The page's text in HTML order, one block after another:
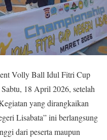
Volly Ball Idul Fitri Cup
18 April 2026, setelah
yang dirangkaikan
Lisabata” ini berlangsung
dari peserta maupun